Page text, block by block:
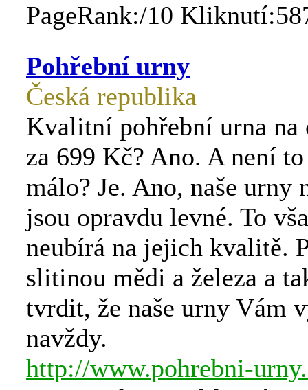
PageRank:/10
Pohřební urny
Česká republika
Kvalitní pohřební urna
za 699 Kč? Ano. A není
málo? Je. Ano, naše urny
jsou opravdu levné. To
neubírá na jejich kvalitě.
slitinou mědi a železa a
tvrdit, že naše urny Vám
navždy.
http://www.pohrebni-